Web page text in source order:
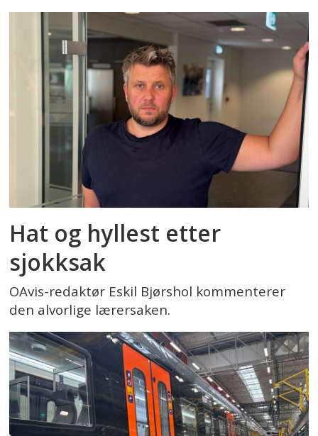
Hat og hyllest etter
sjokksak
OAvis-redaktør Eskil Bjørshol kommenterer
den alvorlige lærersaken.